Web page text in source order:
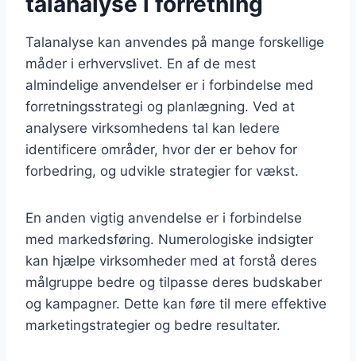
Talanalyse kan anvendes på mange forskellige
måder i erhvervslivet. En af de mest
almindelige anvendelser er i forbindelse med
forretningsstrategi og planlægning. Ved at
analysere virksomhedens tal kan ledere
identificere områder, hvor der er behov for
forbedring, og udvikle strategier for vækst.
En anden vigtig anvendelse er i forbindelse
med markedsføring. Numerologiske indsigter
kan hjælpe virksomheder med at forstå deres
målgruppe bedre og tilpasse deres budskaber
og kampagner. Dette kan føre til mere effektive
marketingstrategier og bedre resultater.